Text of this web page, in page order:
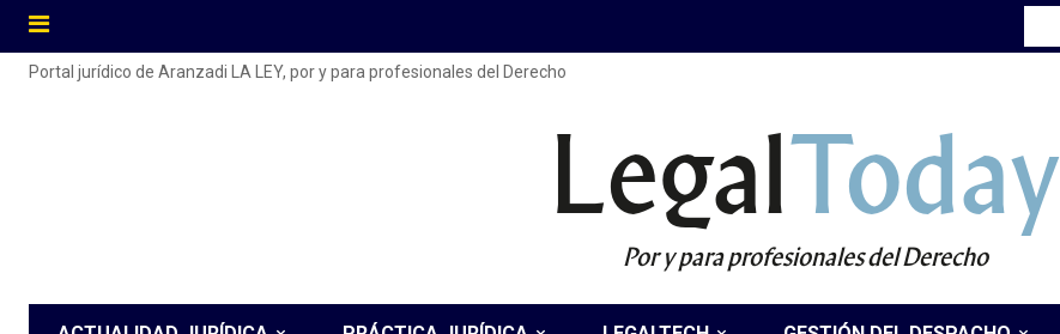
Portal jurídico de Aranzadi LA LEY, por y para profesionales del Derecho
LegalToday
Por y para profesionales del Derecho